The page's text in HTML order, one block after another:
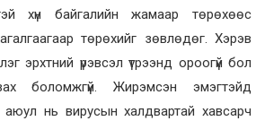
хүн байгалийн жамаар төрөхөөс
төрөхийг зөвлөдөг. Хэрэв
эрхтний үрэвсэл үтрээнд ороогүй бол
боломжгүй. Жирэмсэн эмэгтэйд
аюул нь вирусын халдвартай хавсарч